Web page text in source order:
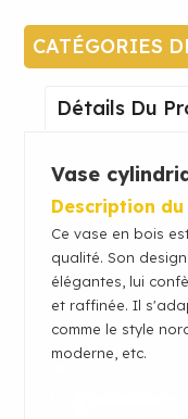
CATÉGORIES
Détails Du
Vase
Description
Ce vase en bois
qualité. Son
élégantes, lui
et raffinée. Il
comme le style
moderne, etc.